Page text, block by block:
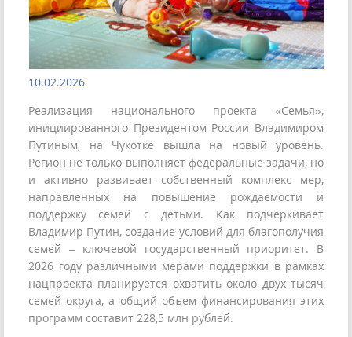
10.02.2026
Реализация национального проекта «Семья»,
инициированного Президентом России Владимиром
Путиным, на Чукотке вышла на новый уровень.
Регион не только выполняет федеральные задачи, но
и активно развивает собственный комплекс мер,
направленных на повышение рождаемости и
поддержку семей с детьми. Как подчеркивает
Владимир Путин, создание условий для благополучия
семей – ключевой государственный приоритет. В
2026 году различными мерами поддержки в рамках
нацпроекта планируется охватить около двух тысяч
семей округа, а общий объем финансирования этих
программ составит 228,5 млн рублей.